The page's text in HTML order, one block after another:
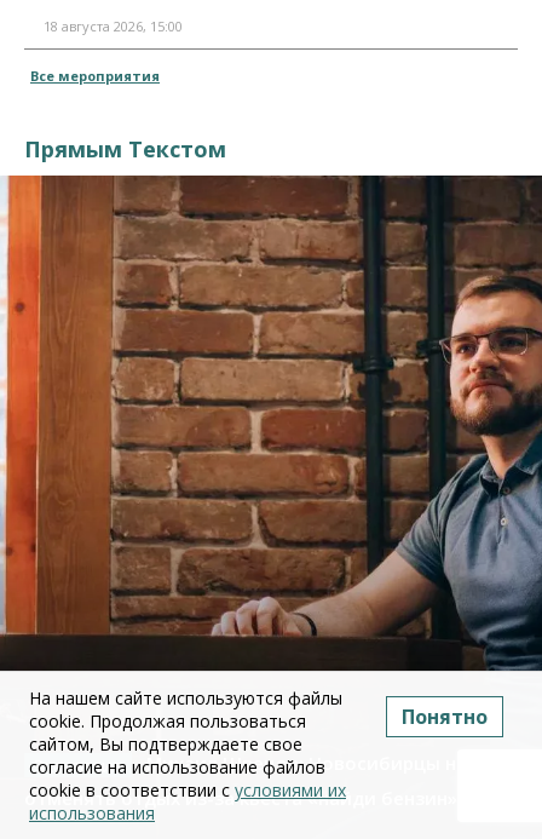
18 августа 2026, 15:00
Все мероприятия
Прямым Текстом
Михаил Швецов: Новосибирцы начали
отменять отдых из-за квеста «найди бензин»
На нашем сайте используются файлы
cookie. Продолжая пользоваться
сайтом, Вы подтверждаете свое
согласие на использование файлов
cookie в соответствии с условиями их
использования
Понятно